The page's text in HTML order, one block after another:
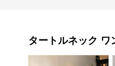
タートルネック ワ